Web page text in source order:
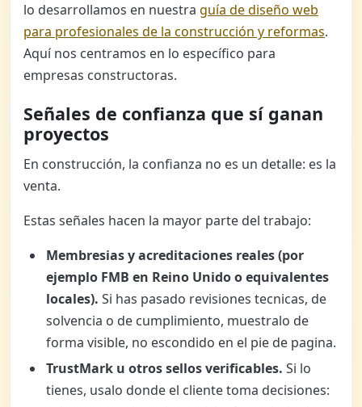
lo desarrollamos en nuestra guía de diseño web
para profesionales de la construcción y reformas.
Aquí nos centramos en lo específico para
empresas constructoras.
Señales de confianza que sí ganan
proyectos
En construcción, la confianza no es un detalle: es la
venta.
Estas señales hacen la mayor parte del trabajo:
Membresias y acreditaciones reales (por
ejemplo FMB en Reino Unido o equivalentes
locales). Si has pasado revisiones tecnicas, de
solvencia o de cumplimiento, muestralo de
forma visible, no escondido en el pie de pagina.
TrustMark u otros sellos verificables. Si lo
tienes, usalo donde el cliente toma decisiones: